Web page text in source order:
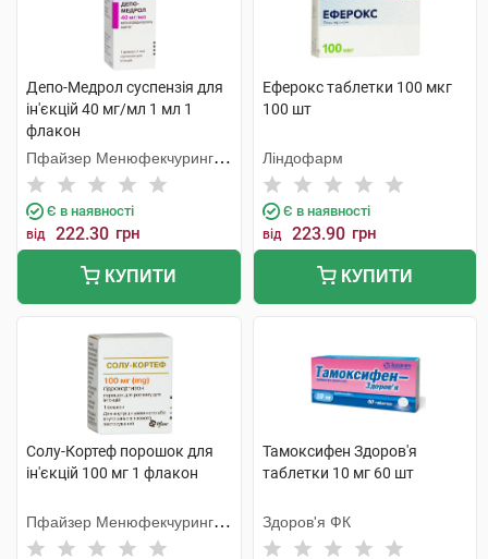
Депо-Медрол суспензія для
ін'єкцій 40 мг/мл 1 мл 1
флакон
Пфайзер Менюфекчуринг
Бельгія
Є в наявності
від 222.30 грн
КУПИТИ
Еферокс таблетки 100 мкг
100 шт
Ліндофарм
Є в наявності
від 223.90 грн
КУПИТИ
Солу-Кортеф порошок для
ін'єкцій 100 мг 1 флакон
Пфайзер Менюфекчуринг
Бельгія
Тамоксифен Здоров'я
таблетки 10 мг 60 шт
Здоров'я ФК